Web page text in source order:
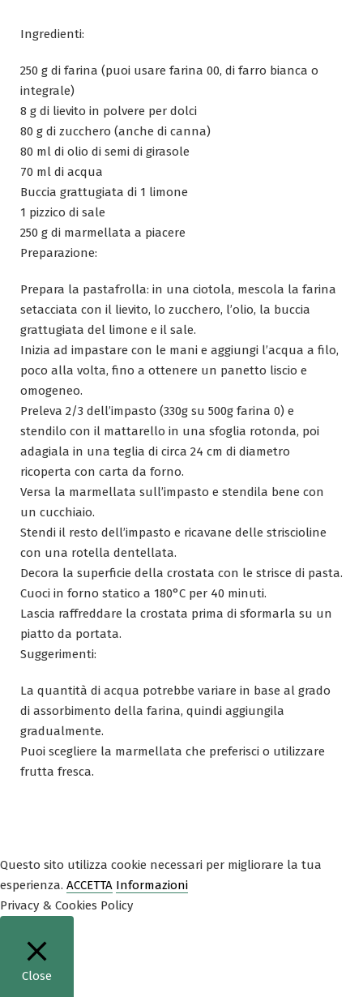
Ingredienti:
250 g di farina (puoi usare farina 00, di farro bianca o
integrale)
8 g di lievito in polvere per dolci
80 g di zucchero (anche di canna)
80 ml di olio di semi di girasole
70 ml di acqua
Buccia grattugiata di 1 limone
1 pizzico di sale
250 g di marmellata a piacere
Preparazione:
Prepara la pastafrolla: in una ciotola, mescola la farina
setacciata con il lievito, lo zucchero, l’olio, la buccia
grattugiata del limone e il sale.
Inizia ad impastare con le mani e aggiungi l’acqua a filo,
poco alla volta, fino a ottenere un panetto liscio e
omogeneo.
Preleva 2/3 dell’impasto (330g su 500g farina 0) e
stendilo con il mattarello in una sfoglia rotonda, poi
adagiala in una teglia di circa 24 cm di diametro
ricoperta con carta da forno.
Versa la marmellata sull’impasto e stendila bene con
un cucchiaio.
Stendi il resto dell’impasto e ricavane delle striscioline
con una rotella dentellata.
Decora la superficie della crostata con le strisce di pasta.
Cuoci in forno statico a 180°C per 40 minuti.
Lascia raffreddare la crostata prima di sformarla su un
piatto da portata.
Suggerimenti:
La quantità di acqua potrebbe variare in base al grado
di assorbimento della farina, quindi aggiungila
gradualmente.
Puoi scegliere la marmellata che preferisci o utilizzare
frutta fresca.
Questo sito utilizza cookie necessari per migliorare la tua
esperienza. ACCETTA Informazioni
Privacy & Cookies Policy
Close